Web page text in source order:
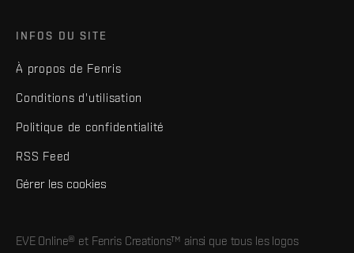
INFOS DU SITE
À propos de Fenris
Conditions d'utilisation
Politique de confidentialité
RSS Feed
Gérer les cookies
EVE Online® et Fenris Creations™ ainsi que tous les logos